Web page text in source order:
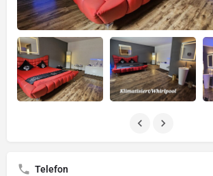
Telefon